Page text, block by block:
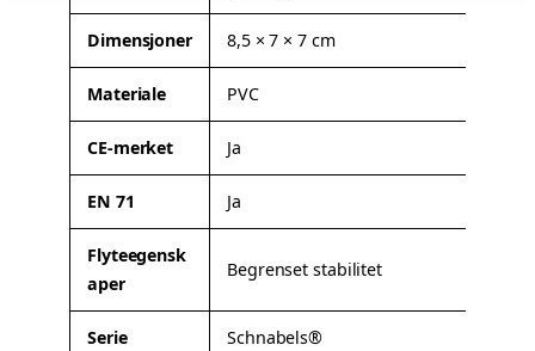
t
t
ri
b
u
t
e
e
d
i
Dimensjoner 8,5 × 7 × 7 cm
Materiale PVC
CE-merket Ja
EN 71 Ja
Flyteegensk
aper
Begrenset stabilitet
Serie Schnabels®